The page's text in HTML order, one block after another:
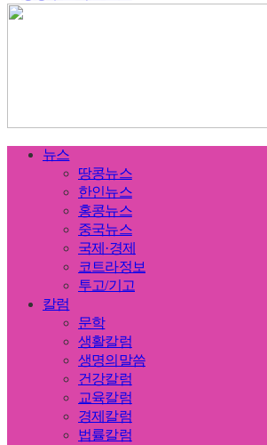
뉴스
땅콩뉴스
한인뉴스
홍콩뉴스
중국뉴스
국제·경제
코트라정보
투고/기고
칼럼
문학
생활칼럼
생명의말씀
건강칼럼
교육칼럼
경제칼럼
법률칼럼